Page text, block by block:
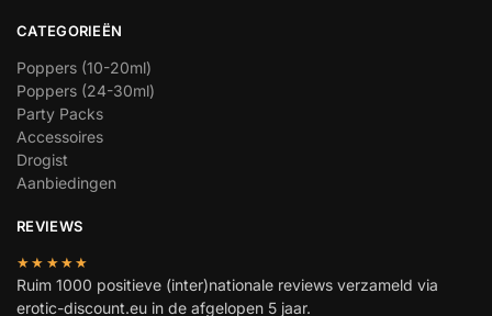
CATEGORIEËN
Poppers (10-20ml)
Poppers (24-30ml)
Party Packs
Accessoires
Drogist
Aanbiedingen
REVIEWS
★★★★★
Ruim 1000 positieve (inter)nationale reviews verzameld via
erotic-discount.eu in de afgelopen 5 jaar.